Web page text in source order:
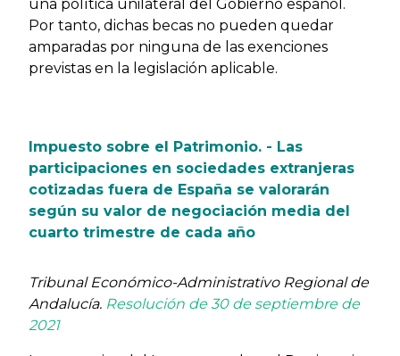
una política unilateral del Gobierno español.
Por tanto, dichas becas no pueden quedar
amparadas por ninguna de las exenciones
previstas en la legislación aplicable.
Impuesto sobre el Patrimonio. - Las
participaciones en sociedades extranjeras
cotizadas fuera de España se valorarán
según su valor de negociación media del
cuarto trimestre de cada año
Tribunal Económico-Administrativo Regional de
Andalucía. Resolución de 30 de septiembre de
2021